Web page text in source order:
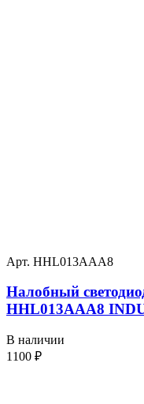
Арт. HHL013AAA8
Налобный
HHL013AAA8
В наличии
1100 ₽